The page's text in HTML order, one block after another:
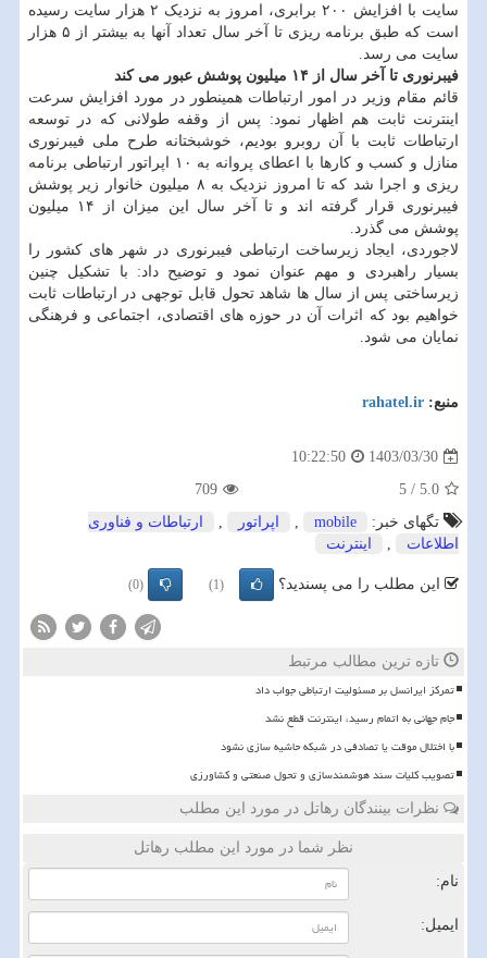
سایت با افزایش ۲۰۰ برابری، امروز به نزدیک ۲ هزار سایت رسیده
است که طبق برنامه ریزی تا آخر سال تعداد آنها به بیشتر از ۵ هزار
سایت می رسد.
فیبرنوری تا آخر سال از ۱۴ میلیون پوشش عبور می کند
قائم مقام وزیر در امور ارتباطات همینطور در مورد افزایش سرعت
اینترنت ثابت هم اظهار نمود: پس از وقفه طولانی که در توسعه
ارتباطات ثابت با آن روبرو بودیم، خوشبختانه طرح ملی فیبرنوری
منازل و کسب و کارها با اعطای پروانه به ۱۰ اپراتور ارتباطی برنامه
ریزی و اجرا شد که تا امروز نزدیک به ۸ میلیون خانوار زیر پوشش
فیبرنوری قرار گرفته اند و تا آخر سال این میزان از ۱۴ میلیون
پوشش می گذرد.
لاجوردی، ایجاد زیرساخت ارتباطی فیبرنوری در شهر های کشور را
بسیار راهبردی و مهم عنوان نمود و توضیح داد: با تشکیل چنین
زیرساختی پس از سال ها شاهد تحول قابل توجهی در ارتباطات ثابت
خواهیم بود که اثرات آن در حوزه های اقتصادی، اجتماعی و فرهنگی
نمایان می شود.
منبع: rahatel.ir
1403/03/30
10:22:50
5.0
/
5
709
تگهای خبر:
mobile
, اپراتور ,
ارتباطات و فناوری
اطلاعات
, اینترنت
این مطلب را می پسندید؟ (1)
(0)
تازه ترین مطالب مرتبط
تمرکز ایرانسل بر مسئولیت ارتباطی جواب داد
️جام جهانی به اتمام رسید، اینترنت قطع نشد
با اختلال موقت یا تصادفی در شبکه حاشیه سازی نشود
تصویب کلیات سند هوشمندسازی و تحول صنعتی و کشاورزی
نظرات بینندگان رهاتل در مورد این مطلب
نظر شما در مورد این مطلب رهاتل
نام:
ایمیل: